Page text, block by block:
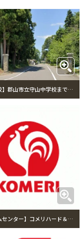
【中学校】郡山市立守山中学校まで2204m 郡山市立守山中学校
【ホームセンター】コメリハード＆グリーン守山店まで1004m コメリハード＆グリーン守山店